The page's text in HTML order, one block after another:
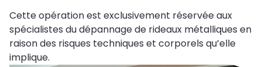
Cette opération est exclusivement réservée aux
spécialistes du dépannage de rideaux métalliques en
raison des risques techniques et corporels qu’elle
implique.